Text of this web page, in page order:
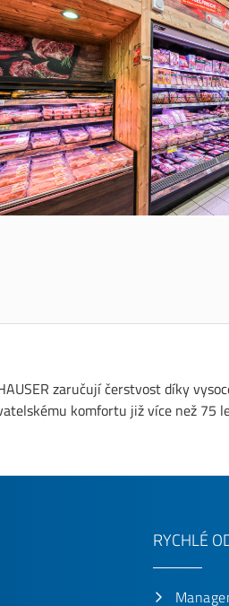
zaručují čerstvost díky
komfortu již více než 75
RYCHLÉ